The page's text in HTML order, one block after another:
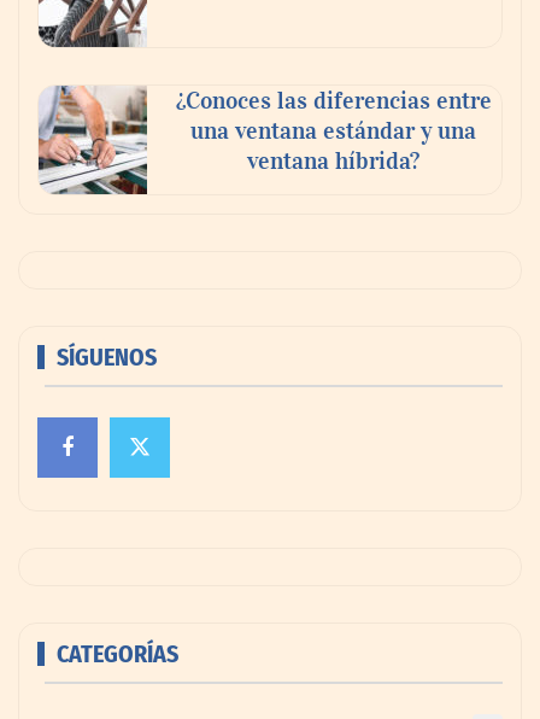
¿Conoces las diferencias entre
una ventana estándar y una
ventana híbrida?
SÍGUENOS
CATEGORÍAS